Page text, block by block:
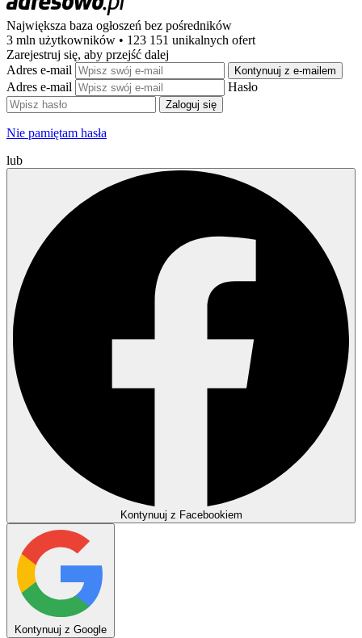
Największa baza ogłoszeń bez pośredników
3 mln użytkowników • 123 151 unikalnych ofert
Zarejestruj się, aby przejść dalej
Adres e-mail
Kontynuuj z e-mailem
Adres e-mail Hasło
Zaloguj się
Nie pamiętam hasła
lub
Kontynuuj z Facebookiem
Kontynuuj z Google